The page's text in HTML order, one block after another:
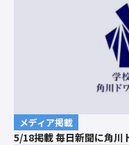
メディア掲載
5/18掲載 毎日新聞に角